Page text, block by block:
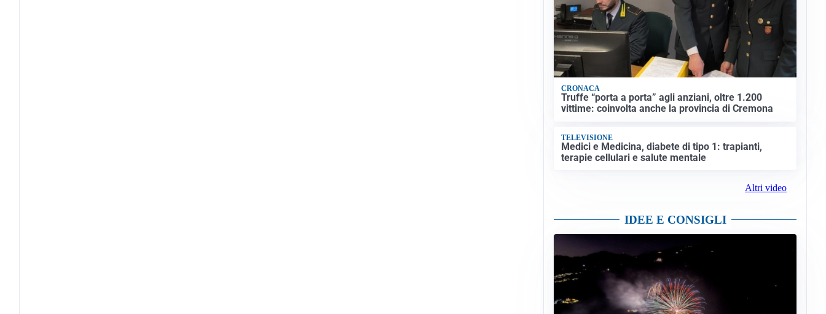
CRONACA
Truffe “porta a porta” agli anziani, oltre 1.200
vittime: coinvolta anche la provincia di Cremona
TELEVISIONE
Medici e Medicina, diabete di tipo 1: trapianti,
terapie cellulari e salute mentale
Altri video
IDEE E CONSIGLI